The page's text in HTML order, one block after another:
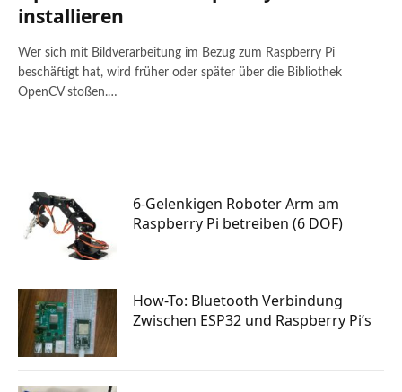
installieren
Wer sich mit Bildverarbeitung im Bezug zum Raspberry Pi
beschäftigt hat, wird früher oder später über die Bibliothek
OpenCV stoßen.…
6-Gelenkigen Roboter Arm am
Raspberry Pi betreiben (6 DOF)
How-To: Bluetooth Verbindung
Zwischen ESP32 und Raspberry Pi’s